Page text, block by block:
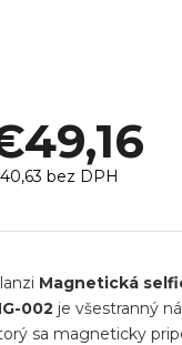
bez DPH
Magnetická
002 je všestranný
sa magneticky